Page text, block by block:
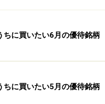
均損益（率）： 11.08
ちに買いたい6月の優待銘柄
ちに買いたい5月の優待銘柄